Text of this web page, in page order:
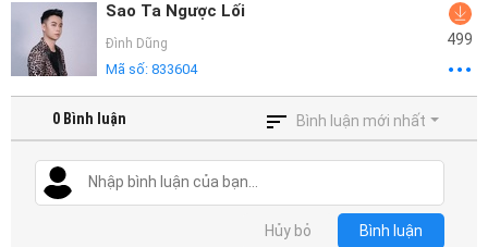
Sao Ta Ngược Lối
Đình Dũng
Mã số: 833604
499
0 Bình luận Bình luận mới nhất
Hủy bỏ Bình luận